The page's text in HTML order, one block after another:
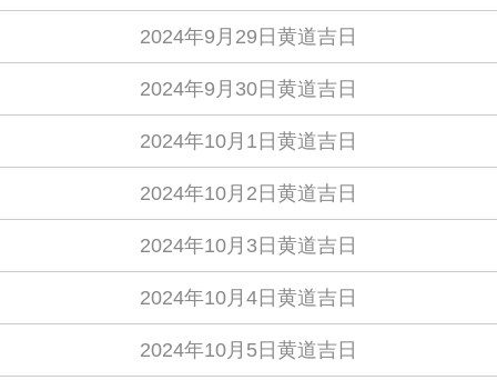
2024年9月29日黄道吉日
2024年9月30日黄道吉日
2024年10月1日黄道吉日
2024年10月2日黄道吉日
2024年10月3日黄道吉日
2024年10月4日黄道吉日
2024年10月5日黄道吉日